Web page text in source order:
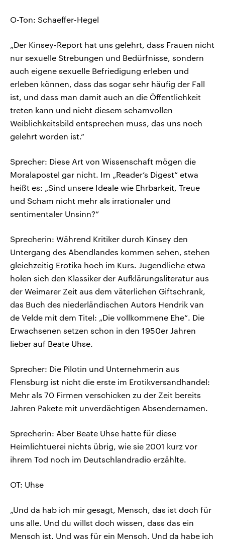
O-Ton: Schaeffer-Hegel
„Der Kinsey-Report hat uns gelehrt, dass Frauen nicht
nur sexuelle Strebungen und Bedürfnisse, sondern
auch eigene sexuelle Befriedigung erleben und
erleben können, dass das sogar sehr häufig der Fall
ist, und dass man damit auch an die Öffentlichkeit
treten kann und nicht diesem schamvollen
Weiblichkeitsbild entsprechen muss, das uns noch
gelehrt worden ist.“
Sprecher: Diese Art von Wissenschaft mögen die
Moralapostel gar nicht. Im „Reader’s Digest“ etwa
heißt es: „Sind unsere Ideale wie Ehrbarkeit, Treue
und Scham nicht mehr als irrationaler und
sentimentaler Unsinn?“
Sprecherin: Während Kritiker durch Kinsey den
Untergang des Abendlandes kommen sehen, stehen
gleichzeitig Erotika hoch im Kurs. Jugendliche etwa
holen sich den Klassiker der Aufklärungsliteratur aus
der Weimarer Zeit aus dem väterlichen Giftschrank,
das Buch des niederländischen Autors Hendrik van
de Velde mit dem Titel: „Die vollkommene Ehe“. Die
Erwachsenen setzen schon in den 1950er Jahren
lieber auf Beate Uhse.
Sprecher: Die Pilotin und Unternehmerin aus
Flensburg ist nicht die erste im Erotikversandhandel:
Mehr als 70 Firmen verschicken zu der Zeit bereits
Jahren Pakete mit unverdächtigen Absendernamen.
Sprecherin: Aber Beate Uhse hatte für diese
Heimlichtuerei nichts übrig, wie sie 2001 kurz vor
ihrem Tod noch im Deutschlandradio erzählte.
OT: Uhse
„Und da hab ich mir gesagt, Mensch, das ist doch für
uns alle. Und du willst doch wissen, dass das ein
Mensch ist. Und was für ein Mensch. Und da habe ich